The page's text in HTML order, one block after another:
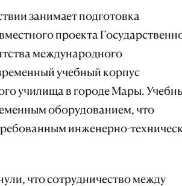
занимает подготовка
проекта
международного
учебный корпус
училища в городе Мары.
оборудованием, что
инженерно-
что сотрудничество между